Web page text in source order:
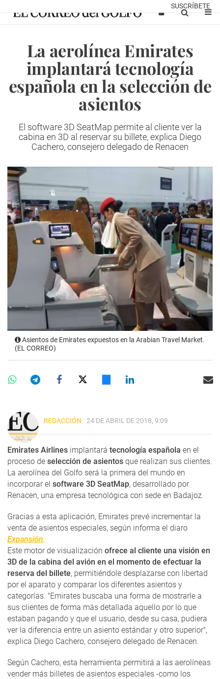
SUSCRÍBETE
La aerolínea Emirates
implantará tecnología
española en la selección de
asientos
El software 3D SeatMap permite al cliente ver la
cabina en 3D al reservar su billete, explica Diego
Cachero, consejero delegado de Renacen
Asientos de Emirates expuestos en la Arabian Travel Market.
(EL CORREO)
REDACCIÓN 24 DE ABRIL DE 2018, 9:09
Emirates Airlines implantará tecnología española en el
proceso de selección de asientos que realizan sus clientes.
La aerolínea del Golfo será la primera del mundo en
incorporar el software 3D SeatMap, desarrollado por
Renacen, una empresa tecnológica con sede en Badajoz.
Gracias a esta aplicación, Emirates prevé incrementar la
venta de asientos especiales, según informa el diaro
Expansión.
Este motor de visualización ofrece al cliente una visión en
3D de la cabina del avión en el momento de efectuar la
reserva del billete, permitiéndole desplazarse con libertad
por el aparato y comparar los diferentes asientos y
categorías. "Emirates buscaba una forma de mostrarle a
sus clientes de forma más detallada aquello por lo que
estaban pagando y que el usuario, desde su casa, pudiera
ver la diferencia entre un asiento estándar y otro superior",
explica Diego Cachero, consejero delegado de Renacen.
Según Cachero, esta herramienta permitirá a las aerolíneas
vender más billetes de asientos especiales -como los